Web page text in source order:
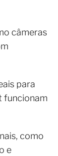
câmeras
para
funcionam
como
e